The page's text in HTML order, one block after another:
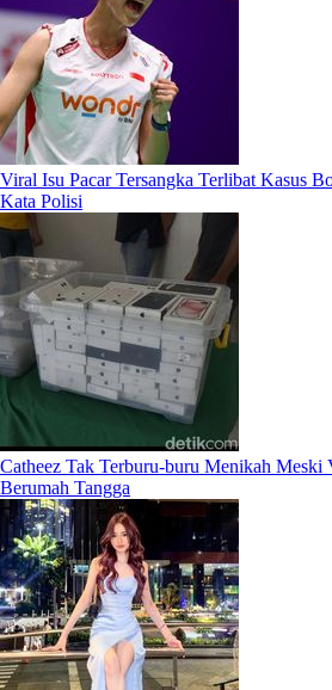
Viral Isu Pacar Tersangka Terlibat Kasus
Kata Polisi
Catheez Tak Terburu-buru Menikah Meski
Berumah Tangga